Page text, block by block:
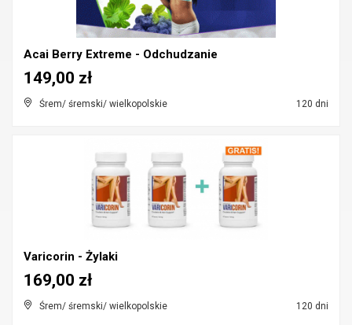
Acai Berry Extreme - Odchudzanie
Śrem/ śremski/ wielkopolskie 120 dni
149,00 zł
Varicorin - Żylaki
Śrem/ śremski/ wielkopolskie 120 dni
169,00 zł